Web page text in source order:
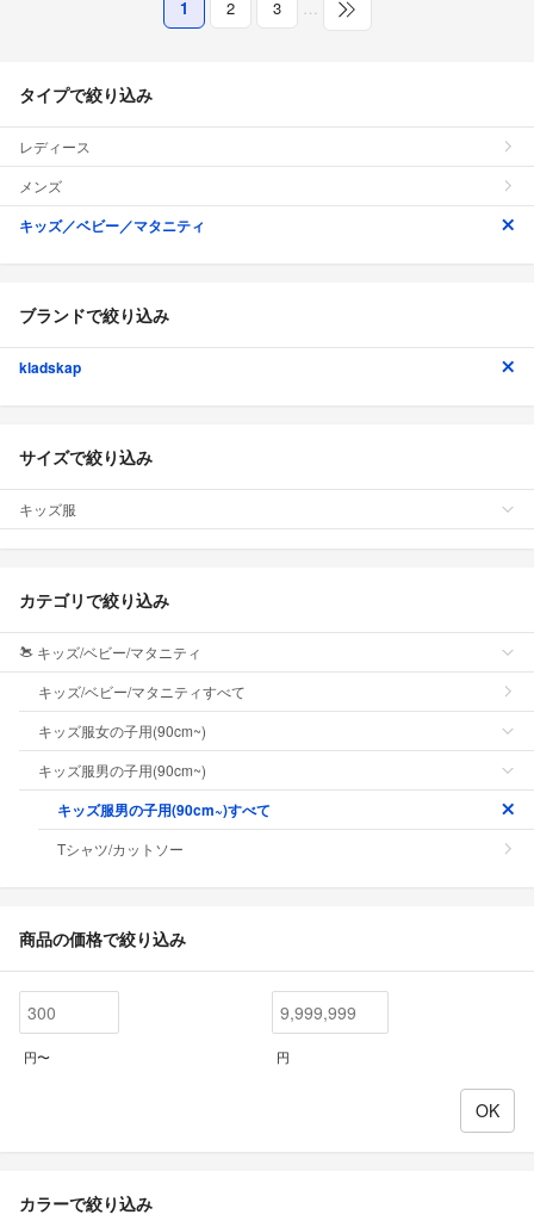
1 2 3 …
タイプで絞り込み
レディース
メンズ
キッズ／ベビー／マタニティ
ブランドで絞り込み
kladskap
サイズで絞り込み
キッズ服
カテゴリで絞り込み
キッズ/ベビー/マタニティ
キッズ/ベビー/マタニティすべて
キッズ服女の子用(90cm~)
キッズ服男の子用(90cm~)
キッズ服男の子用(90cm~)すべて
Tシャツ/カットソー
商品の価格で絞り込み
円〜 円
カラーで絞り込み